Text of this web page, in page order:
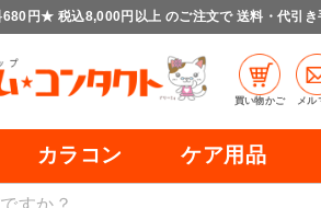
680円★ 税込8,000円以上 のご注文で 送料・代引き
買い物かご メル
カラコン ケア用品